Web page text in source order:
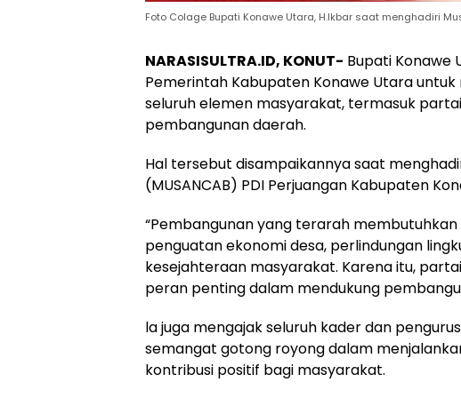
Foto Colage Bupati Konawe Utara, H.Ikbar saat menghadiri
NARASISULTRA.ID, KONUT- Bupati Konawe
Pemerintah Kabupaten Konawe Utara
seluruh elemen masyarakat, termasuk
pembangunan daerah.
Hal tersebut disampaikannya saat
(MUSANCAB) PDI Perjuangan Kabupaten
“Pembangunan yang terarah
penguatan ekonomi desa, perlindungan
kesejahteraan masyarakat. Karena itu,
peran penting dalam mendukung
la juga mengajak seluruh kader dan
semangat gotong royong dalam
kontribusi positif bagi masyarakat.